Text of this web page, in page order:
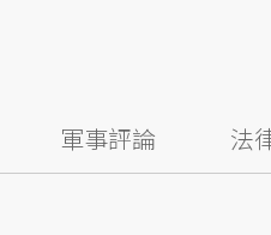
軍事評論 法